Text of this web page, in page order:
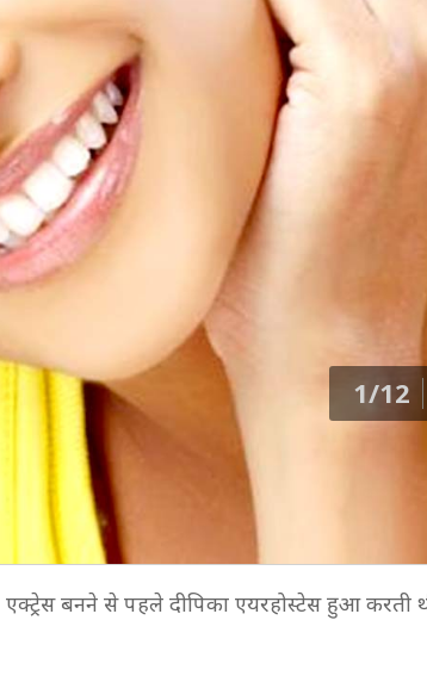
1/12
बनने से पहले दीपिका एयरहोस्टेस हुआ करती